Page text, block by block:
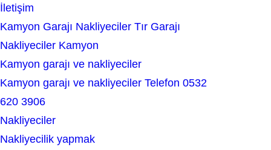
İletişim
Kamyon Garajı Nakliyeciler Tır Garajı
Nakliyeciler Kamyon
Kamyon garajı ve nakliyeciler
Kamyon garajı ve nakliyeciler Telefon 0532
620 3906
Nakliyeciler
Nakliyecilik yapmak